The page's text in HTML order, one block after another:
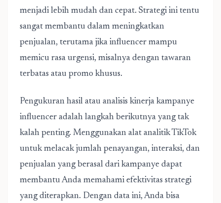
menjadi lebih mudah dan cepat. Strategi ini tentu
sangat membantu dalam meningkatkan
penjualan, terutama jika influencer mampu
memicu rasa urgensi, misalnya dengan tawaran
terbatas atau promo khusus.
Pengukuran hasil atau analisis kinerja kampanye
influencer adalah langkah berikutnya yang tak
kalah penting. Menggunakan alat analitik TikTok
untuk melacak jumlah penayangan, interaksi, dan
penjualan yang berasal dari kampanye dapat
membantu Anda memahami efektivitas strategi
yang diterapkan. Dengan data ini, Anda bisa